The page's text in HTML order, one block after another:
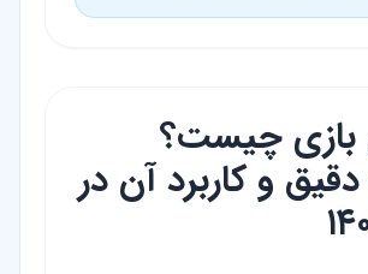
بازی چیست؟
و کاربرد آن در